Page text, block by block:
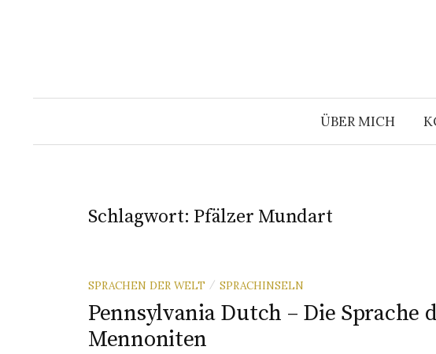
ÜBER MICH
Schlagwort: Pfälzer Mundart
SPRACHEN DER WELT / SPRACHINSELN
Pennsylvania Dutch – Die Sprache
Mennoniten